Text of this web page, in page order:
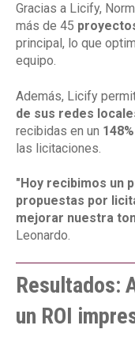
Gracias a Licify,
más de 45
principal, lo que
equipo.
Además, Licify
de sus redes
recibidas en un 148%
las licitaciones.
"Hoy recibimos un
propuestas por
mejorar nuestra
Leonardo.
Resultados:
un ROI